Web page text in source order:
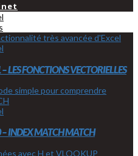
LES FONCTIONS VECTORIELLES
– INDEX MATCH MATCH